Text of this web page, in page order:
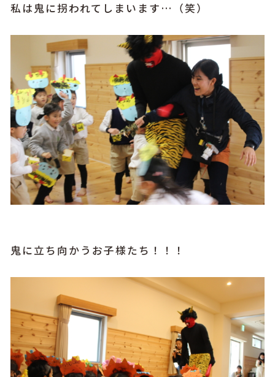
私は鬼に拐われてしまいます…（笑）
鬼に立ち向かうお子様たち！！！